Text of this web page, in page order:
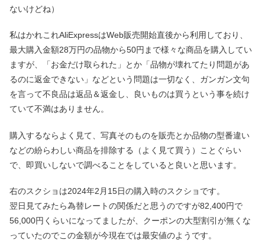
ないけどね）
私はかれこれAliExpressはWeb販売開始直後から利用しており、
最大購入金額28万円の品物から50円まで様々な商品を購入してい
ますが、「お金だけ取られた」とか「品物が壊れてたり問題があ
るのに返金できない」などという問題は一切なく、ガンガン文句
を言って不良品は返品＆返金し、良いものは買うという事を続け
ていて不満はありません。
購入するならよく見て、写真そのものを販売とか品物の型番違い
などの紛らわしい商品を排除する（よく見て買う）ことぐらい
で、即買いしないで調べることをしていると良いと思います。
右のスクショは2024年2月15日の購入時のスクショです。
翌日見てみたら為替レートの関係だと思うのですが82,400円で
56,000円くらいになってましたが、クーポンの大型割引が無くな
っていたのでこの金額が今現在では最安値のようです。